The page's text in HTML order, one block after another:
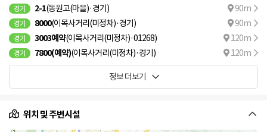
경기 2-1(동원고(마을)·경기) 90m
경기 8000(이목사거리(미정차)·경기) 90m
경기 3003예약(이목사거리(미정차)·01268) 120m
경기 7800(예약)(이목사거리(미정차)·경기) 120m
정보 더보기
위치 및 주변시설